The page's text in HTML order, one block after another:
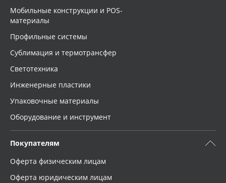
Мобильные конструкции и POS-
материалы
Профильные системы
Сублимация и термотрансфер
Светотехника
Инженерные пластики
Упаковочные материалы
Оборудование и инструмент
Покупателям
Оферта физическим лицам
Оферта юридическим лицам